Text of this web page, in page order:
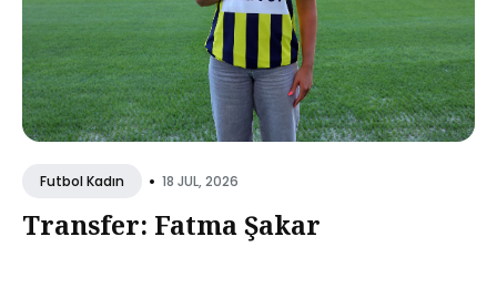
Futbol Kadın • 18 JUL, 2026
Transfer: Fatma Şakar